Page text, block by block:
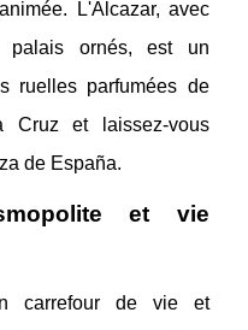
L'Alcazar, avec
palais ornés, est un
ruelles parfumées de
Cruz et laissez-vous
de España.
et vie
carrefour de vie et